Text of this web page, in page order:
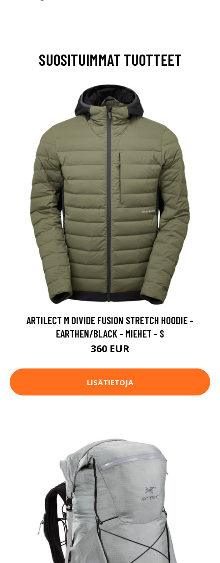
SUOSITUIMMAT TUOTTEET
ARTILECT M DIVIDE FUSION STRETCH HOODIE -
EARTHEN/BLACK - MIEHET - S
360 EUR
LISÄTIETOJA